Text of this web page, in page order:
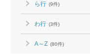
ら行 (9件)
わ行 (3件)
A～Z (80件)